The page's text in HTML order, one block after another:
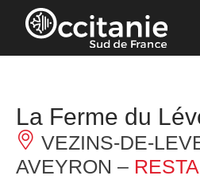
Panneau de gestion des cookies
La Ferme du
VEZINS-DE-
AVEYRON –